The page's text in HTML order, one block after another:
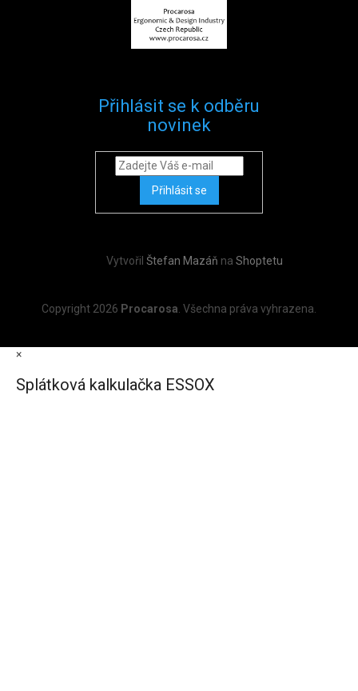
Přihlásit se k odběru
novinek
Přihlásit se
Vytvořil Štefan Mazáň na Shoptetu
Copyright 2026 Procarosa. Všechna práva vyhrazena.
×
Splátková kalkulačka ESSOX